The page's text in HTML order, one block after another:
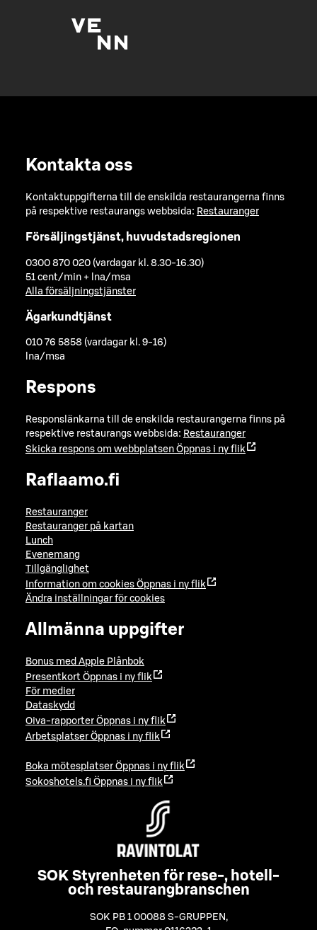
Kontakta oss
Kontaktuppgifterna till de enskilda restaurangerna finns
på respektive restaurangs webbsida: Restauranger
Försäljingstjänst, huvudstadsregionen
0300 870 020 (vardagar kl. 8.30-16.30)
51 cent/min + lna/msa
Alla försäljningstjänster
Ägarkundtjänst
010 76 5858 (vardagar kl. 9-16)
lna/msa
Respons
Responslänkarna till de enskilda restaurangerna finns på
respektive restaurangs webbsida: Restauranger
Skicka respons om webbplatsen Öppnas i ny flik
Raflaamo.fi
Restauranger
Restauranger på kartan
Lunch
Evenemang
Tillgänglighet
Information om cookies Öppnas i ny flik
Ändra inställningar för cookies
Allmänna uppgifter
Bonus med Apple Plånbok
Presentkort Öppnas i ny flik
För medier
Dataskydd
Oiva-rapporter Öppnas i ny flik
Arbetsplatser Öppnas i ny flik
Boka mötesplatser Öppnas i ny flik
Sokoshotels.fi Öppnas i ny flik
SOK Styrenheten för rese-, hotell-
och restaurangbranschen
SOK PB 1 00088 S-GRUPPEN ,